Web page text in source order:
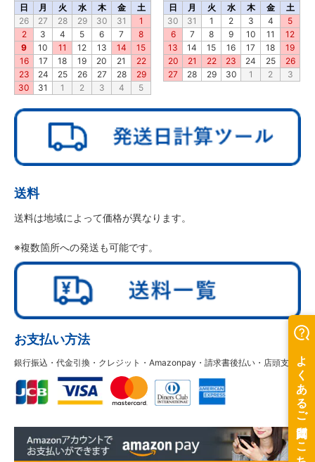
日
月 火 水 木 金
土
26
27 28 29 30 31
1
2
3 4 5 6 7
8
9
10 11 12 13 14
15
16
17 18 19 20 21
22
23
24 25 26 27 28
29
30
31 1 2 3 4 5
日
月 火 水 木 金
土
30
31 1 2 3 4
5
6
7 8 9 10 11
12
13
14 15 16 17 18
19
20
21 22 23 24 25
26
27
28 29 30 1 2 3
送料
送料は地域によって価格が異なります。
※複数箇所への発送も可能です。
お支払い方法
銀行振込・代金引換・クレジット・Amazonpay・請求書後払い・店頭支払